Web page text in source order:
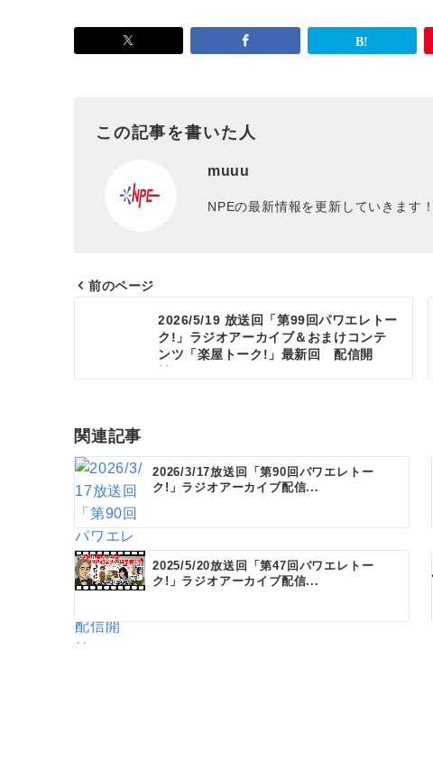
この記事を書いた人
muuu
NPEの最新情報を更新していきます！
ゲ
ー
シ
ョ
ン
前のページ
2026/5/19 放送回「第99回パワエレトー
ク!」ラジオアーカイブ＆おまけコンテ
ンツ「楽屋トーク!」最新回 配信開
関連記事
2026/3/17放送回「第90回パワエレトー
ク!」ラジオアーカイブ配信...
2025/5/20放送回「第47回パワエレトー
ク!」ラジオアーカイブ配信...